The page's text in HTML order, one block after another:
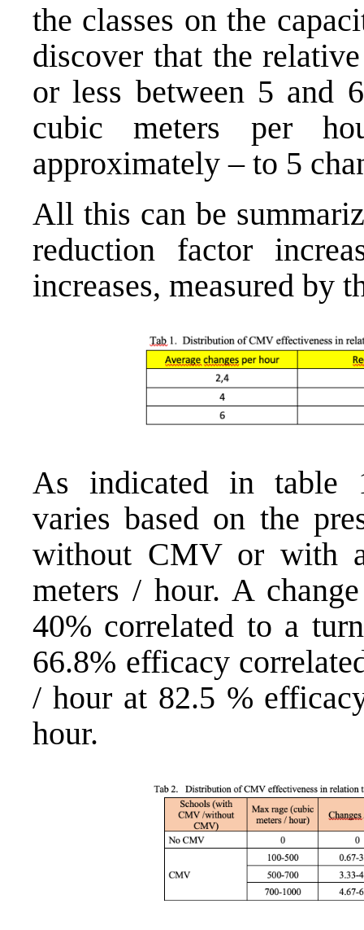
the classes on the
discover that the
or less between 5 and
cubic meters per
approximately – to 5
All this can be
reduction factor
increases, measured by
As indicated in table
varies based on the
without CMV or with
meters / hour. A
40% correlated to a
66.8% efficacy
/ hour at 82.5 %
hour.